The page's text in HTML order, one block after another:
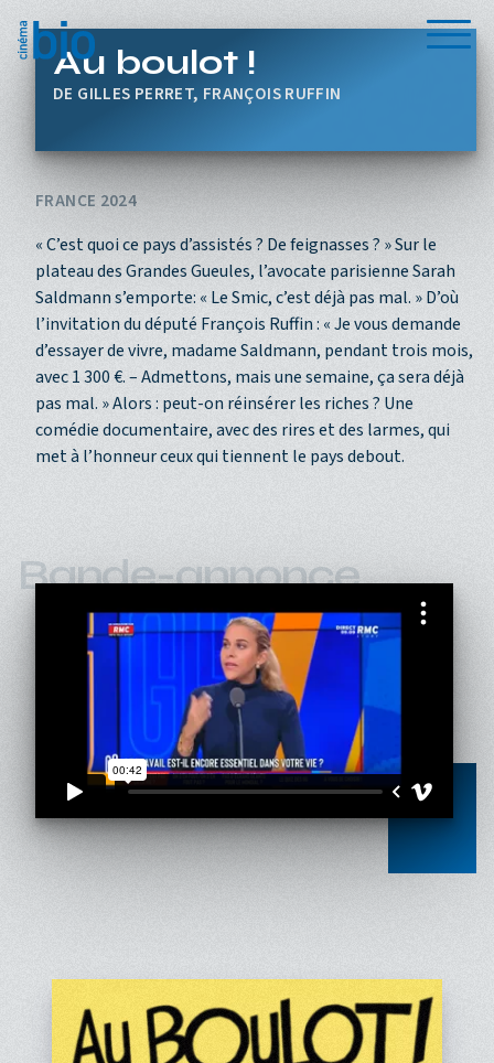
Au boulot !
GILLES PERRET, FRANÇOIS RUFFIN
FRANCE 2024
« C’est quoi ce pays d’assistés ? De feignasses ? » Sur le
plateau des Grandes Gueules, l’avocate parisienne Sarah
Saldmann s’emporte: « Le Smic, c’est déjà pas mal. » D’où
l’invitation du député François Ruffin : « Je vous demande
d’essayer de vivre, madame Saldmann, pendant trois mois,
avec 1 300 €. – Admettons, mais une semaine, ça sera déjà
pas mal. » Alors : peut-on réinsérer les riches ? Une
comédie documentaire, avec des rires et des larmes, qui
met à l’honneur ceux qui tiennent le pays debout.
Bande-annonce